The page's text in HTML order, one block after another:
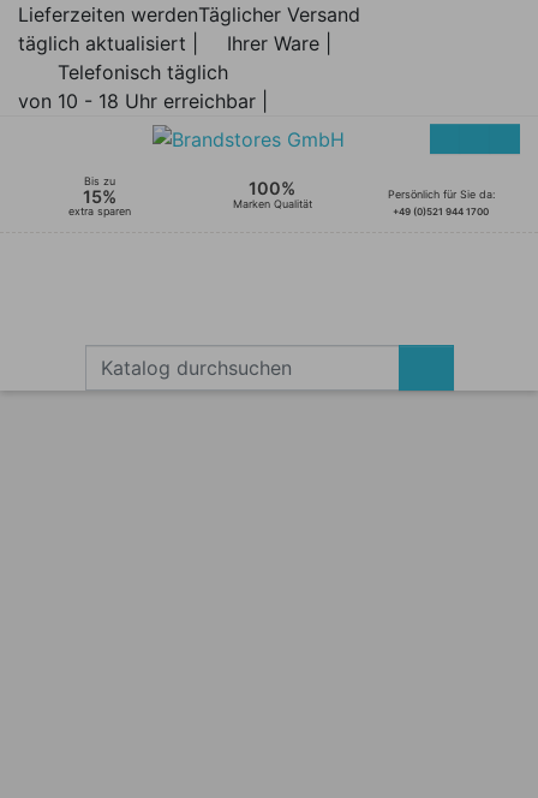
Lieferzeiten werden
täglich aktualisiert |
Täglicher Versand
Ihrer Ware |
Telefonisch täglich
von 10 - 18 Uhr erreichbar |
Bis zu
15%
extra sparen
100%
Marken Qualität
Persönlich für Sie da:
+49 (0)521 944 1700